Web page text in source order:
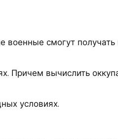
военные смогут
Причем вычислить
условиях.